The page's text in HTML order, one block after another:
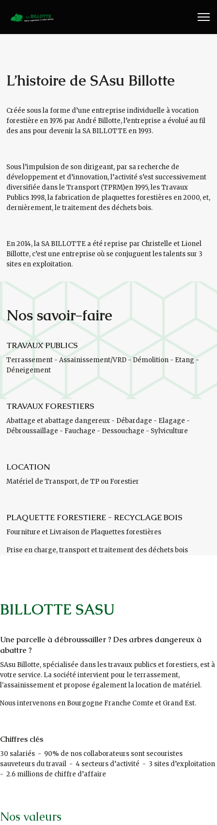
Travaux Forestiers
Traitement de Déchets Bois
Contact
L’histoire de SAsu Billotte
Créée sous la forme d’une entreprise individuelle à vocation
forestière en 1976 par André Billotte, l’entreprise a évolué au fil
des ans pour devenir la SA BILLOTTE en 1993.
Sous l’impulsion de son dirigeant, par sa recherche de
développement et d’innovation, l’activité s’est successivement
diversifiée dans le Transport (TPRM)en 1995, les Travaux
Publics 1998, la fabrication de plaquettes forestières en 2000, et,
dernièrement, le traitement des déchets bois.
En 2014, la SA BILLOTTE a été reprise par Christelle et Lionel
Billotte, c’est une entreprise où se conjuguent les talents sur 3
sites en exploitation.
Nos savoir-faire
TRAVAUX PUBLICS
Terrassement - Assainissement/VRD - Démolition - Etang -
Déneigement
TRAVAUX FORESTIERS
Abattage et abattage dangereux - Débardage - Elagage -
Débroussaillage - Fauchage - Dessouchage - Sylviculture
LOCATION
Matériel de Transport, de TP ou Forestier
PLAQUETTE FORESTIERE - RECYCLAGE BOIS
Fourniture et Livraison de Plaquettes forestières
Prise en charge, transport et traitement des déchets bois
BILLOTTE SASU
Une parcelle à débroussailler ? Des arbres dangereux à
abattre ?
SAsu Billotte, spécialisée dans les travaux publics et forestiers, est à
votre service. La société intervient pour le terrassement,
l'assainissement et propose également la location de matériel.
Nous intervenons en Bourgogne Franche Comte et Grand Est.
Chiffres clés
30 salariés - 90% de nos collaborateurs sont secouristes
sauveteurs du travail - 4 secteurs d’activité - 3 sites d’exploitation
- 2.6 millions de chiffre d’affaire
Nos valeurs